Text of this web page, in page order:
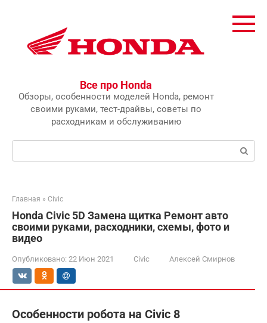
Все про Honda
Обзоры, особенности моделей Honda, ремонт
своими руками, тест-драйвы, советы по
расходникам и обслуживанию
Главная » Civic
Honda Civic 5D Замена щитка Ремонт авто
своими руками, расходники, схемы, фото и
видео
Опубликовано: 22 Июн 2021 Civic Алексей Смирнов
Особенности робота на Civic 8